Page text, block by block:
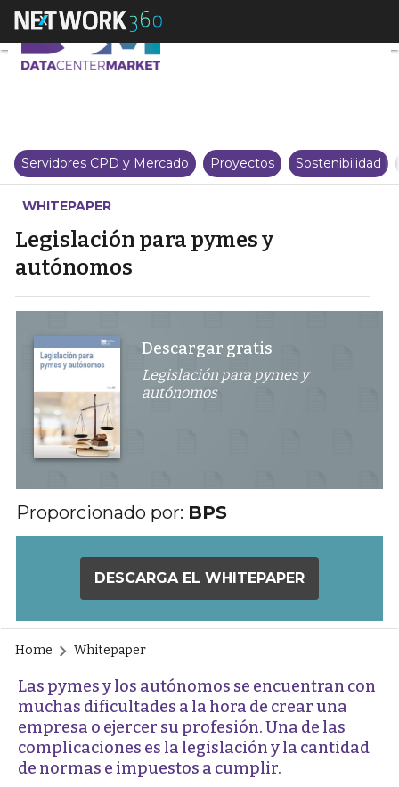
Legislación para pymes y
Servidores CPD y Mercado Proyectos Sostenibilidad
WHITEPAPER
Legislación para pymes y
autónomos
Descargar gratis
Legislación para pymes y
autónomos
Proporcionado por: BPS
DESCARGA EL WHITEPAPER
Home Whitepaper
Las pymes y los autónomos se encuentran con
muchas dificultades a la hora de crear una
empresa o ejercer su profesión. Una de las
complicaciones es la legislación y la cantidad
de normas e impuestos a cumplir.